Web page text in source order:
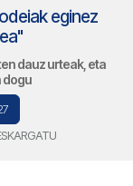
eginez
dauz urteak, eta
dogu